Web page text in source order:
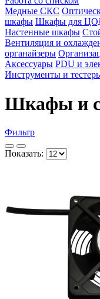
Медные СКС
шкафы Шкафы для
Настенные шкафы
Вентиляция и
органайзеры
Аксессуары PDU и
Инструменты и
Шкафы и
Фильтр
Показать: